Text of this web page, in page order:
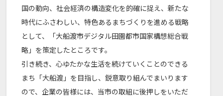
国の動向、社会経済の構造変化を的確に捉え、新たな
時代にふさわしい、特色あるまちづくりを進める戦略
として、「大船渡市デジタル田園都市国家構想総合戦
略」を策定したところです。
引き続き、心ゆたかな生活を続けていくことのできる
まち「大船渡」を目指し、鋭意取り組んでまいります
ので、企業の皆様には、当市の取組に後押しをいただ